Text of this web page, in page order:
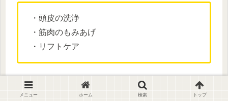
・頭皮の洗浄
・筋肉のもみあげ
・リフトケア
メニュー ホーム 検索 トップ